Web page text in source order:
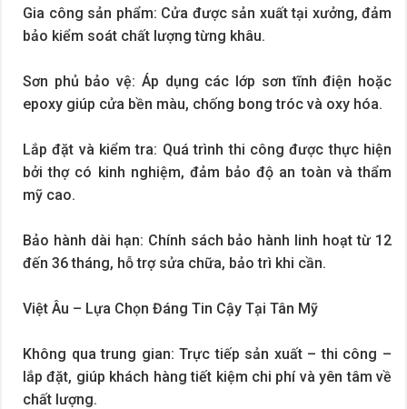
Gia công sản phẩm: Cửa được sản xuất tại xưởng, đảm
bảo kiểm soát chất lượng từng khâu.
Sơn phủ bảo vệ: Áp dụng các lớp sơn tĩnh điện hoặc
epoxy giúp cửa bền màu, chống bong tróc và oxy hóa.
Lắp đặt và kiểm tra: Quá trình thi công được thực hiện
bởi thợ có kinh nghiệm, đảm bảo độ an toàn và thẩm
mỹ cao.
Bảo hành dài hạn: Chính sách bảo hành linh hoạt từ 12
đến 36 tháng, hỗ trợ sửa chữa, bảo trì khi cần.
Việt Âu – Lựa Chọn Đáng Tin Cậy Tại Tân Mỹ
Không qua trung gian: Trực tiếp sản xuất – thi công –
lắp đặt, giúp khách hàng tiết kiệm chi phí và yên tâm về
chất lượng.